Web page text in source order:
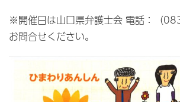
※開催日は山口県弁護士会 電話：（
お問合せください。